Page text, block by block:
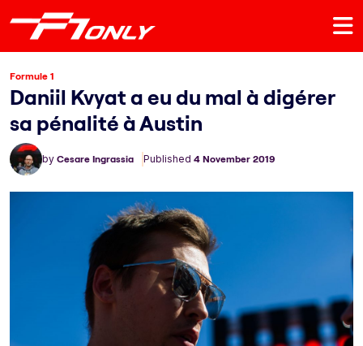
Formule 1
Daniil Kvyat a eu du mal à digérer
sa pénalité à Austin
by Cesare Ingrassia Published 4 November 2019